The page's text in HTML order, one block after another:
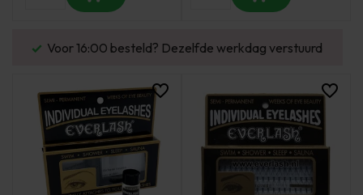
Voor 16:00 besteld? Dezelfde werkdag verstuurd